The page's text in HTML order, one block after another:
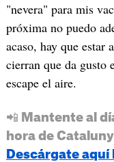
"nevera" para mis
próxima no puedo
acaso, hay que estar
cierran que da gusto
escape el aire.
📲 Mantente al
hora de
Descárgate aquí